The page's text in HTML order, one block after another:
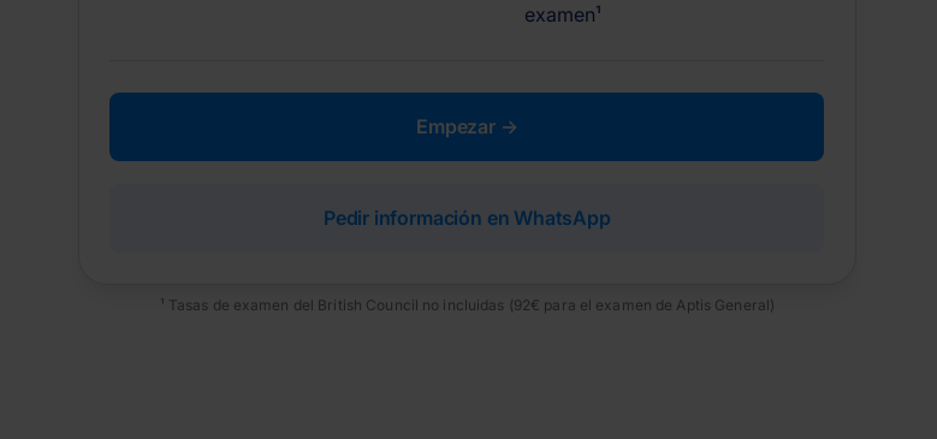
examen¹
Empezar →
Pedir información en WhatsApp
¹ Tasas de examen del British Council no incluidas (92€ para el examen de Aptis General)